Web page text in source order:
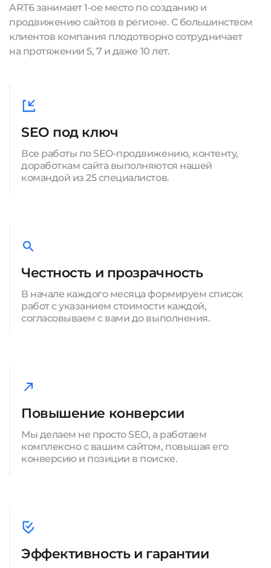
ART6 занимает 1-ое место по созданию и
продвижению сайтов в регионе. С большинством
клиентов компания плодотворно сотрудничает
на протяжении 5, 7 и даже 10 лет.
SEO под ключ
Все работы по SEO-продвижению, контенту,
доработкам сайта выполняются нашей
командой из 25 специалистов.
Честность и прозрачность
В начале каждого месяца формируем список
работ с указанием стоимости каждой,
согласовываем с вами до выполнения.
Повышение конверсии
Мы делаем не просто SEO, а работаем
комплексно с вашим сайтом, повышая его
конверсию и позиции в поиске.
Эффективность и гарантии